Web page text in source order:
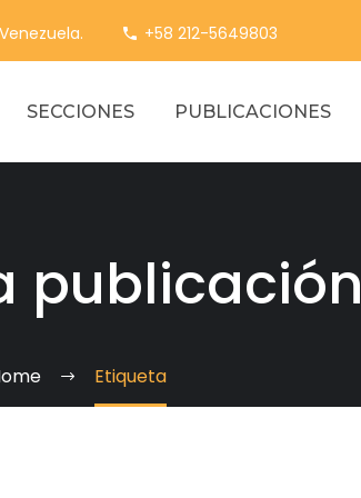
+58 212-5649803
SECCIONES PUBLICACIONES
publicación
Etiqueta